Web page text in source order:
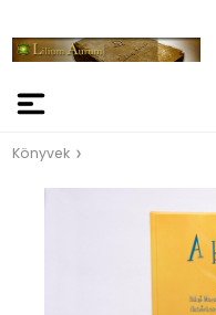
Könyvek